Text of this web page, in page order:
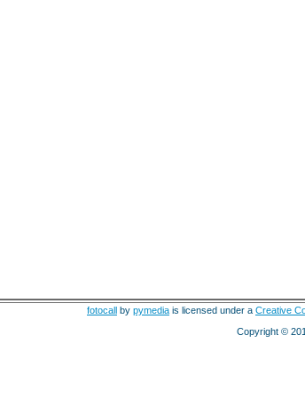
fotocall by pymedia is licensed under a Creative
Copyright ©